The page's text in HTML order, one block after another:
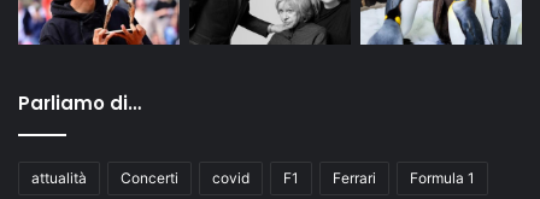
Parliamo di…
attualità Concerti covid F1 Ferrari Formula 1